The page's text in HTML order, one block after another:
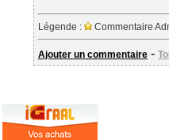
Légende : Commentaire
Ajouter un commentaire -